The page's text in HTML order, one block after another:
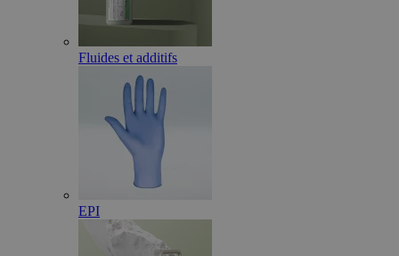
Fluides et additifs
EPI